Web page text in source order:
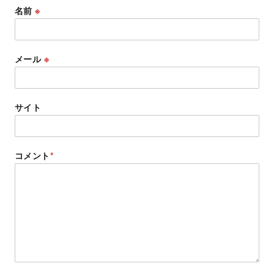
名前※
メール ※
サイト
コメント*